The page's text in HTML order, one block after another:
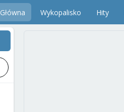
Główna Wykopalisko Hity